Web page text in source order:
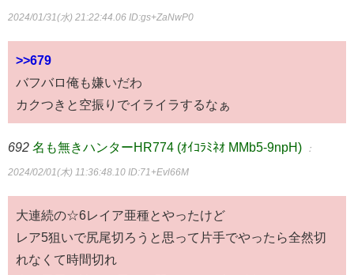
2024/01/31(水) 21:22:44.06 ID:gs+ZaNwP0
>>679
バフバロ俺も嫌いだわ
カクつきと空振りでイライラするなぁ
692 名も無きハンターHR774 (ｵｲｺﾗﾐﾈｵ MMb5-9npH) ：
2024/02/01(木) 11:36:48.10 ID:71+Evl66M
大連続の☆6レイア亜種とやったけど
レア5狙いで尻尾切ろうと思って片手でやったら全然切
れなくて時間切れ